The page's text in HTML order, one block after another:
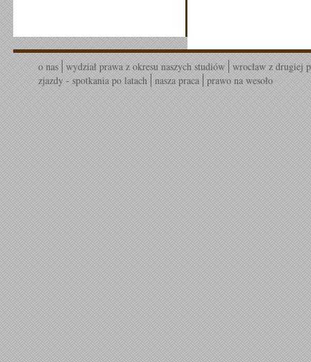
o nas wydział prawa z okresu naszych studiów wrocław z drugiej
zjazdy - spotkania po latach
nasza praca prawo na wesoło